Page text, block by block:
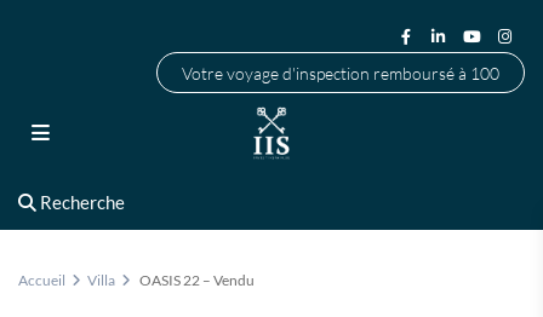
Votre voyage d'inspection remboursé à 100
Recherche
Accueil Villa OASIS 22 – Vendu